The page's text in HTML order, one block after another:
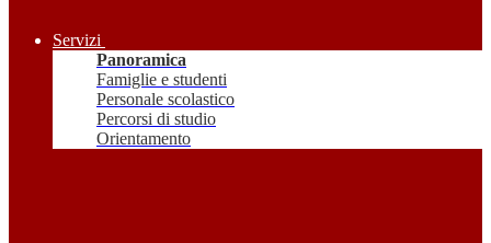
Servizi
Panoramica
Famiglie e studenti
Personale scolastico
Percorsi di studio
Orientamento